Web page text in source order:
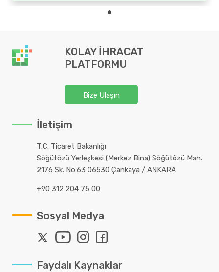
KOLAY İHRACAT
PLATFORMU
Bize Ulaşın
İletişim
T.C. Ticaret Bakanlığı
Söğütözü Yerleşkesi (Merkez Bina) Söğütözü Mah.
2176 Sk. No:63 06530 Çankaya / ANKARA
+90 312 204 75 00
Sosyal Medya
Faydalı Kaynaklar